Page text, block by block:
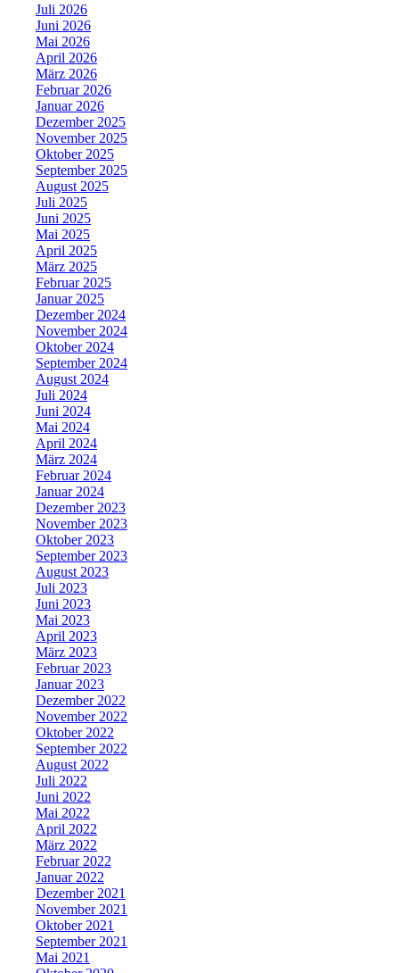
Juli 2026
Juni 2026
Mai 2026
April 2026
März 2026
Februar 2026
Januar 2026
Dezember 2025
November 2025
Oktober 2025
September 2025
August 2025
Juli 2025
Juni 2025
Mai 2025
April 2025
März 2025
Februar 2025
Januar 2025
Dezember 2024
November 2024
Oktober 2024
September 2024
August 2024
Juli 2024
Juni 2024
Mai 2024
April 2024
März 2024
Februar 2024
Januar 2024
Dezember 2023
November 2023
Oktober 2023
September 2023
August 2023
Juli 2023
Juni 2023
Mai 2023
April 2023
März 2023
Februar 2023
Januar 2023
Dezember 2022
November 2022
Oktober 2022
September 2022
August 2022
Juli 2022
Juni 2022
Mai 2022
April 2022
März 2022
Februar 2022
Januar 2022
Dezember 2021
November 2021
Oktober 2021
September 2021
Mai 2021